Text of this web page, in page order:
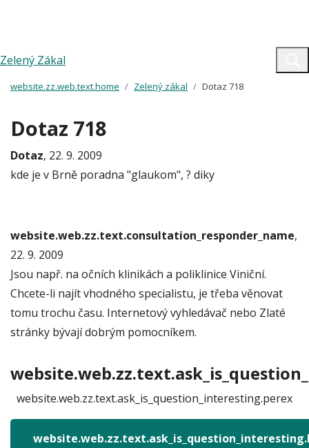
Zelený Zákal
website.zz.web.text.home Zelený zákal Dotaz 718
Dotaz 718
Dotaz, 22. 9. 2009
kde je v Brně poradna "glaukom", ? diky
website.web.zz.text.consultation_responder_name,
22. 9. 2009
Jsou např. na očních klinikách a poliklinice Viniční.
Chcete-li najít vhodného specialistu, je třeba věnovat
tomu trochu času. Internetový vyhledávač nebo Zlaté
stránky bývají dobrým pomocníkem.
website.web.zz.text.ask_is_question_interesting.perex